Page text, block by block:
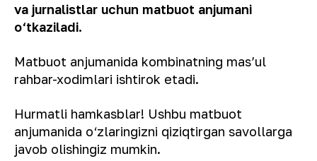
va jurnalistlar uchun matbuot anjumani
o‘tkaziladi.
Matbuot anjumanida kombinatning masʼul
rahbar-xodimlari ishtirok etadi.
Hurmatli hamkasblar! Ushbu matbuot
anjumanida o‘zlaringizni qiziqtirgan savollarga
javob olishingiz mumkin.